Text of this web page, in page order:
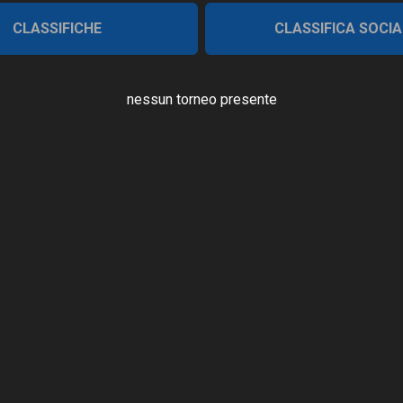
CLASSIFICHE CLASSIFICA
nessun torneo presente